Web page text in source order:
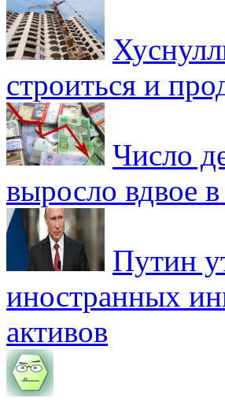
строиться и
Число
выросло вдвое
Путин
иностранных
активов